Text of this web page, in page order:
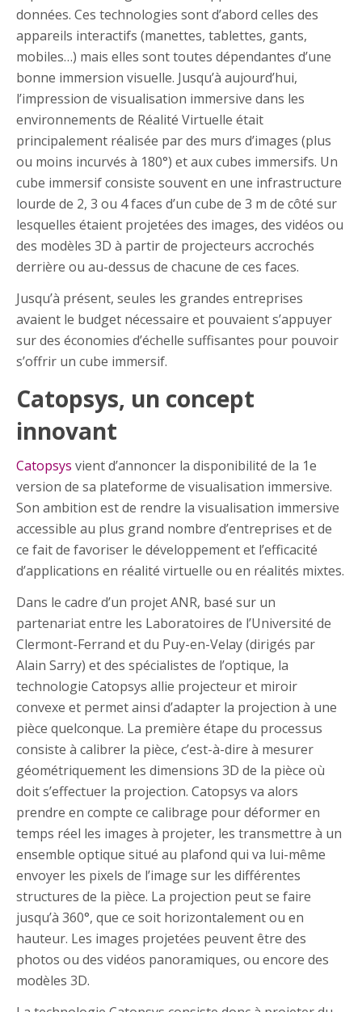
données. Ces technologies sont d’abord celles des
appareils interactifs (manettes, tablettes, gants,
mobiles…) mais elles sont toutes dépendantes d’une
bonne immersion visuelle. Jusqu’à aujourd’hui,
l’impression de visualisation immersive dans les
environnements de Réalité Virtuelle était
principalement réalisée par des murs d’images (plus
ou moins incurvés à 180°) et aux cubes immersifs. Un
cube immersif consiste souvent en une infrastructure
lourde de 2, 3 ou 4 faces d’un cube de 3 m de côté sur
lesquelles étaient projetées des images, des vidéos ou
des modèles 3D à partir de projecteurs accrochés
derrière ou au-dessus de chacune de ces faces.
Jusqu’à présent, seules les grandes entreprises
avaient le budget nécessaire et pouvaient s’appuyer
sur des économies d’échelle suffisantes pour pouvoir
s’offrir un cube immersif.
Catopsys, un concept
innovant
Catopsys vient d’annoncer la disponibilité de la 1e
version de sa plateforme de visualisation immersive.
Son ambition est de rendre la visualisation immersive
accessible au plus grand nombre d’entreprises et de
ce fait de favoriser le développement et l’efficacité
d’applications en réalité virtuelle ou en réalités mixtes.
Dans le cadre d’un projet ANR, basé sur un
partenariat entre les Laboratoires de l’Université de
Clermont-Ferrand et du Puy-en-Velay (dirigés par
Alain Sarry) et des spécialistes de l’optique, la
technologie Catopsys allie projecteur et miroir
convexe et permet ainsi d’adapter la projection à une
pièce quelconque. La première étape du processus
consiste à calibrer la pièce, c’est-à-dire à mesurer
géométriquement les dimensions 3D de la pièce où
doit s’effectuer la projection. Catopsys va alors
prendre en compte ce calibrage pour déformer en
temps réel les images à projeter, les transmettre à un
ensemble optique situé au plafond qui va lui-même
envoyer les pixels de l’image sur les différentes
structures de la pièce. La projection peut se faire
jusqu’à 360°, que ce soit horizontalement ou en
hauteur. Les images projetées peuvent être des
photos ou des vidéos panoramiques, ou encore des
modèles 3D.